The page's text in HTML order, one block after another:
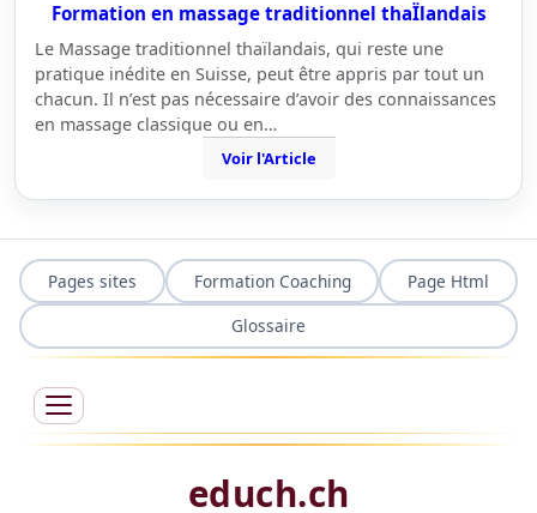
Formation en massage traditionnel thaÏlandais
Le Massage traditionnel thaïlandais, qui reste une
pratique inédite en Suisse, peut être appris par tout un
chacun. Il n’est pas nécessaire d’avoir des connaissances
en massage classique ou en…
Voir l'Article
Pages sites Formation Coaching
Page Html
Glossaire
educh.ch